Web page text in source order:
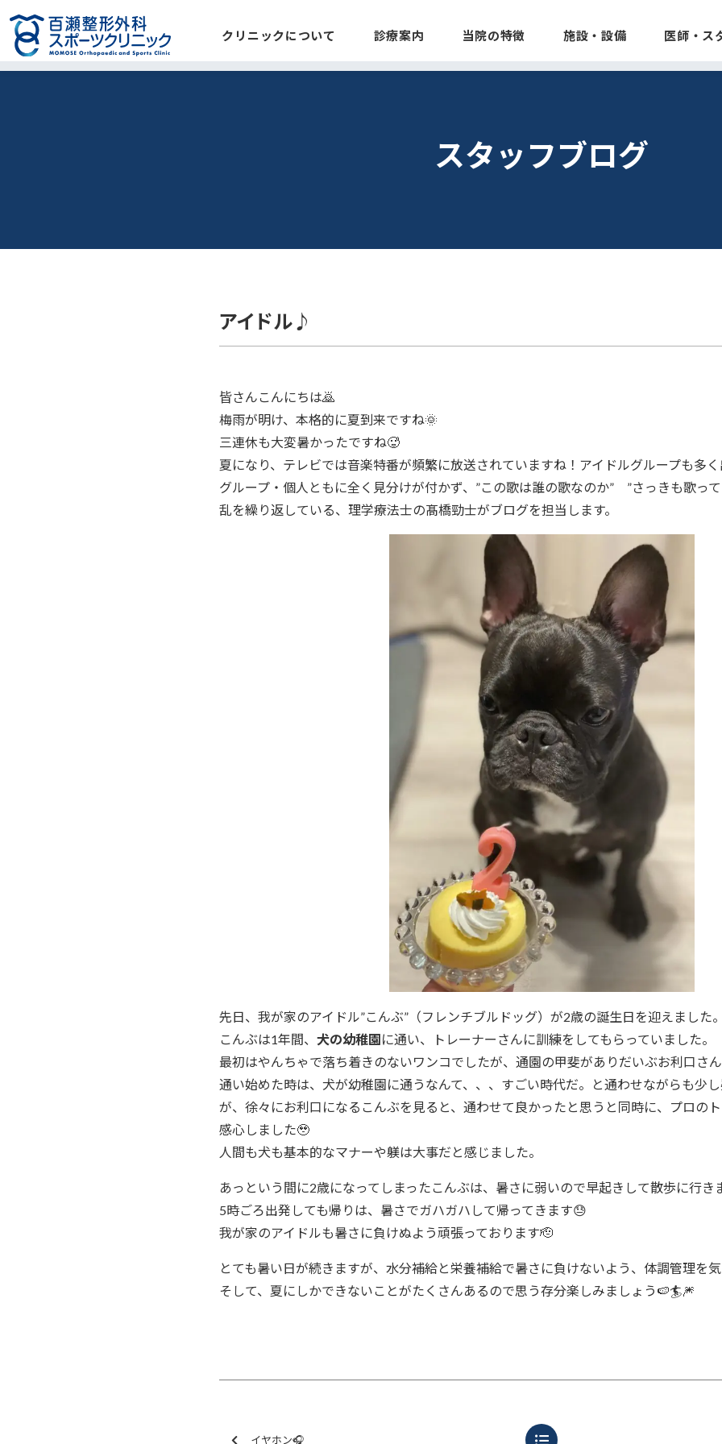
クリニックについて 診療案内 当院の特徴 施設・設備 医師・ス
スタッフブログ
アイドル♪
皆さんこんにちは🙇
梅雨が明け、本格的に夏到来ですね🌞
三連休も大変暑かったですね🥵
夏になり、テレビでは音楽特番が頻繁に放送されていますね！アイドルグループも多く
グループ・個人ともに全く見分けが付かず、”この歌は誰の歌なのか” ”さっきも歌っ
乱を繰り返している、理学療法士の髙橋勁士がブログを担当します。
先日、我が家のアイドル”こんぶ”（フレンチブルドッグ）が2歳の誕生日を迎えました。
こんぶは1年間、 犬の幼稚園に通い、トレーナーさんに訓練をしてもらっていました。
最初はやんちゃで落ち着きのないワンコでしたが、通園の甲斐がありだいぶお利口さん
通い始めた時は、犬が幼稚園に通うなんて、、、すごい時代だ。と通わせながらも少
が、徐々にお利口になるこんぶを見ると、通わせて良かったと思うと同時に、プロの
感心しました🥹
人間も犬も基本的なマナーや躾は大事だと感じました。
あっという間に2歳になってしまったこんぶは、暑さに弱いので早起きして散歩に行きま
5時ごろ出発しても帰りは、暑さでガハガハして帰ってきます😓
我が家のアイドルも暑さに負けぬよう頑張っております🫡
とても暑い日が続きますが、水分補給と栄養補給で暑さに負けないよう、体調管理を
そして、夏にしかできないことがたくさんあるので思う存分楽しみましょう🍉🏄🎆
イヤホン🎧